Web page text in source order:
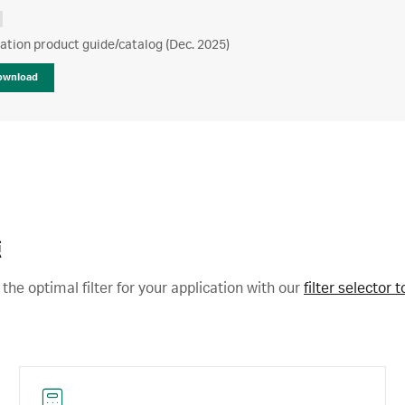
product guide/catalog (Dec. 2025)
the optimal filter for your application with our filter selector